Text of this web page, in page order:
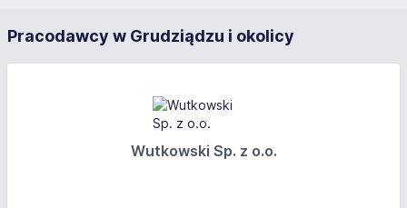
Pracodawcy w Grudziądzu i okolicy
Wutkowski Sp. z o.o.